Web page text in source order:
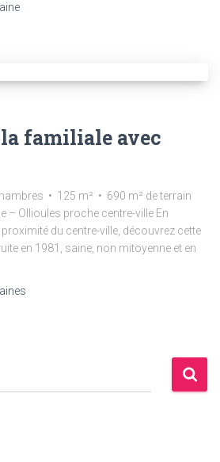
familiale avec
• 125 m² • 690 m² de terrain
– Ollioules proche centre-ville En
du centre-ville, découvrez cette
en 1981, saine, non mitoyenne et en